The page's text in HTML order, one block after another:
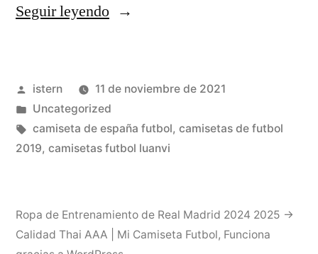
Seguir leyendo«En
Mexicano,
¿cuáles
Son
Más
Publicado
por
istern
11 de noviembre de 2021
Publicado
en
Uncategorized
Etiquetas:
camiseta de españa futbol, camisetas de futbol
2019, camisetas futbol luanvi
Ropa de Entrenamiento de Real Madrid 2024 2025 →
Calidad Thai AAA | Mi Camiseta Futbol, Funciona